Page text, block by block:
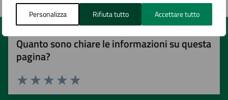
Personalizza Rifiuta tutto Accettare tutto
Quanto sono chiare le informazioni su questa
pagina?
Valuta 5 stelle su 5
Valuta 4 stelle su 5
Valuta 3 stelle su 5
Valuta 2 stelle su 5
Valuta 1 stelle su 5